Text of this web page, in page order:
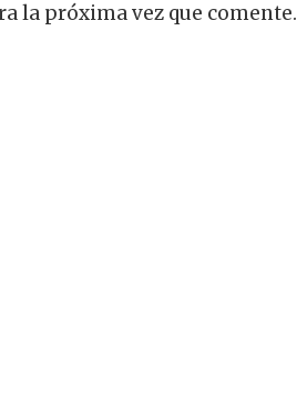
la próxima vez que comente.